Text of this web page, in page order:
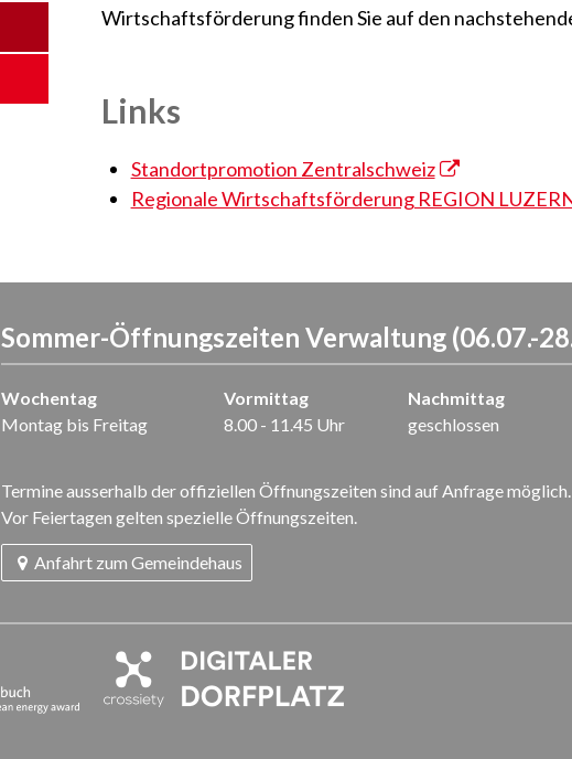
Wirtschaftsförderung finden Sie auf den
Links
Standortpromotion Zentralschweiz
Regionale Wirtschaftsförderung REGION
Sommer-Öffnungszeiten Verwaltung (06.07.-
Wochentag Vormittag
Nachmittag
Montag bis Freitag
8.00 - 11.45 Uhr geschlossen
Termine ausserhalb der offiziellen Öffnungszeiten sind auf Anfrage möglich.
Vor Feiertagen gelten spezielle Öffnungszeiten.
Anfahrt zum Gemeindehaus